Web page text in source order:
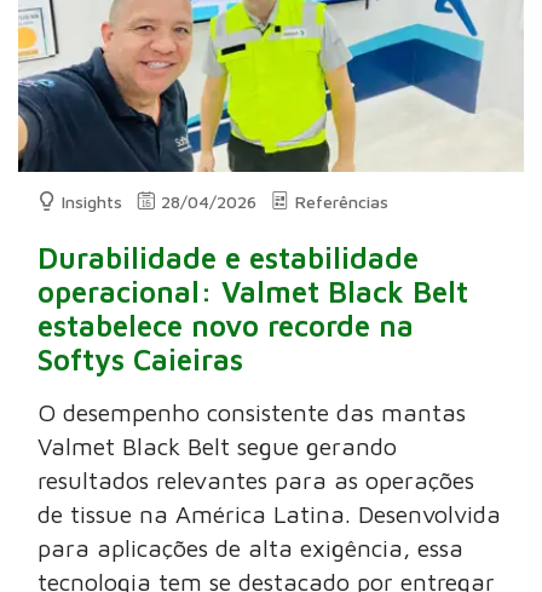
Insights 28/04/2026 Referências
Durabilidade e estabilidade
operacional: Valmet Black Belt
estabelece novo recorde na
Softys Caieiras
O desempenho consistente das mantas
Valmet Black Belt segue gerando
resultados relevantes para as operações
de tissue na América Latina. Desenvolvida
para aplicações de alta exigência, essa
tecnologia tem se destacado por entregar